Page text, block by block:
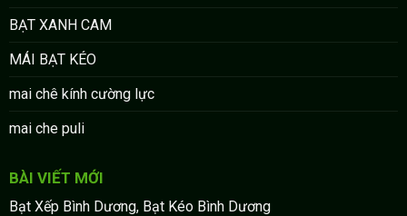
BẠT XANH CAM
MÁI BẠT KÉO
mai chê kính cường lực
mai che puli
BÀI VIẾT MỚI
Bạt Xếp Bình Dương, Bạt Kéo Bình Dương